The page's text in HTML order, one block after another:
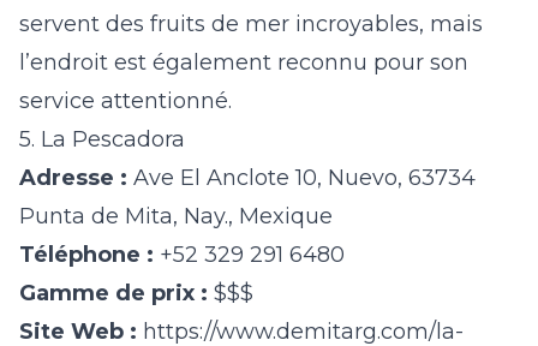
servent des fruits de mer incroyables, mais
l’endroit est également reconnu pour son
service attentionné.
5. La Pescadora
Adresse : Ave El Anclote 10, Nuevo, 63734
Punta de Mita, Nay., Mexique
Téléphone : +52 329 291 6480
Gamme de prix : $$$
Site Web : https://www.demitarg.com/la-